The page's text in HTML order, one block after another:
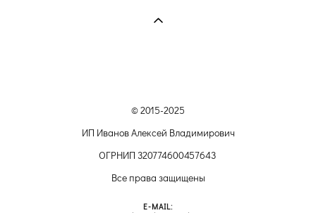
© 2015-2025
ИП Иванов Алексей Владимирович
ОГРНИП 320774600457643
Все права защищены
E-MAIL: